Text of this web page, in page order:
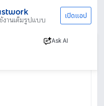
งานเต็มรูปแบบ เปิดแอป
Ask AI